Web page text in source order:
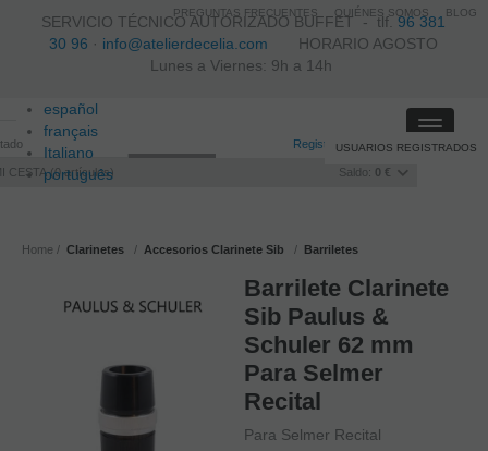
SERVICIO TÉCNICO AUTORIZADO BUFFET -tlf.96 381
30 96 · info@atelierdecelia.com HORARIO AGOSTO
Lunes a Viernes: 9h a 14h
español
français
Italiano
português
Registro /Iniciar sesión
CESTA 0artículos Saldo: 0 €
USUARIOS REGISTRADOS
Toggle
Home Clarinetes Accesorios Clarinete Sib Barriletes
Barrilete Clarinete
Sib Paulus &
Schuler 62 mm
Para Selmer
Recital
Para Selmer Recital
PREGUNTAS FRECUENTES QUIÉNES SOMOS BLOG